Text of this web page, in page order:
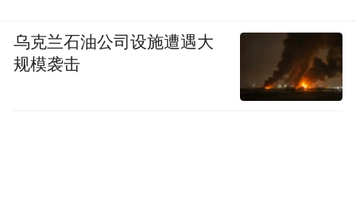
乌克兰石油公司设施遭遇大
规模袭击